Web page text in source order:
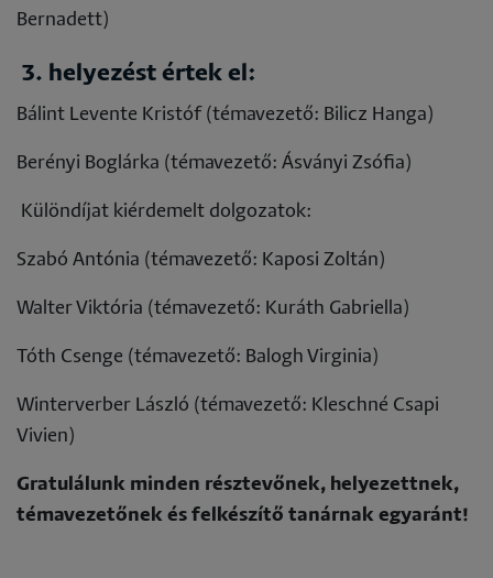
Bernadett)
3. helyezést értek el:
Bálint Levente Kristóf (témavezető: Bilicz Hanga)
Berényi Boglárka (témavezető: Ásványi Zsófia)
Különdíjat kiérdemelt dolgozatok:
Szabó Antónia (témavezető: Kaposi Zoltán)
Walter Viktória (témavezető: Kuráth Gabriella)
Tóth Csenge (témavezető: Balogh Virginia)
Winterverber László (témavezető: Kleschné Csapi
Vivien)
Gratulálunk minden résztevőnek, helyezettnek,
témavezetőnek és felkészítő tanárnak egyaránt!